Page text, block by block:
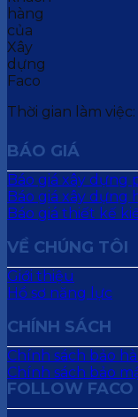
Thời gian làm việc:
BÁO GIÁ
Báo giá xây dựng
Báo giá xây dựng
Báo giá thiết kế
VỀ CHÚNG TÔI
Giới thiệu
Hồ sơ năng lực
CHÍNH SÁCH
Chính sách bảo
Chính sách bảo
FOLLOW FACO